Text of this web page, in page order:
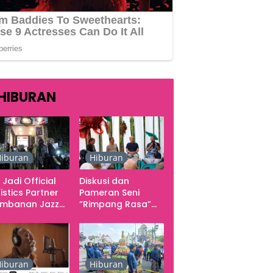
Jadi Official
Partner
Jazz
Seluruh
Konser
Hiburan
Diskusi dan
Pameran Seni
“Rimpang Rasa”
sampai Kritik
terhadap
Yogyakarta
sebagai Pusat
Hiburan